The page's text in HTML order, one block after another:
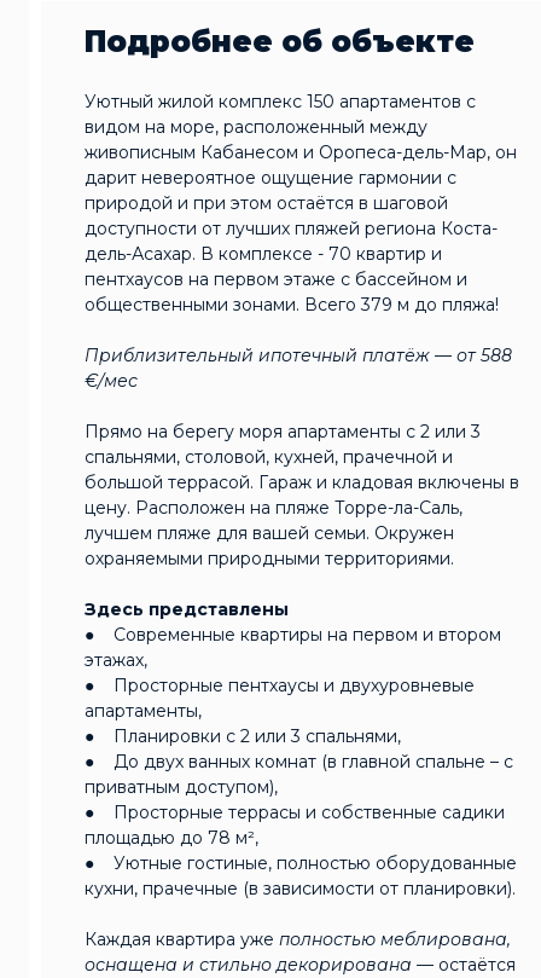
Подробнее об объекте
Уютный жилой комплекс 150 апартаментов с
видом на море, расположенный между
живописным Кабанесом и Оропеса-дель-Мар, он
дарит невероятное ощущение гармонии с
природой и при этом остаётся в шаговой
доступности от лучших пляжей региона Коста-
дель-Асахар. В комплексе - 70 квартир и
пентхаусов на первом этаже с бассейном и
общественными зонами. Всего 379 м до пляжа!
Приблизительный ипотечный платёж — от 588
€/мес
Прямо на берегу моря апартаменты с 2 или 3
спальнями, столовой, кухней, прачечной и
большой террасой. Гараж и кладовая включены в
цену. Расположен на пляже Торре-ла-Саль,
лучшем пляже для вашей семьи. Окружен
охраняемыми природными территориями.
Здесь представлены
● Современные квартиры на первом и втором
этажах,
● Просторные пентхаусы и двухуровневые
апартаменты,
● Планировки с 2 или 3 спальнями,
● До двух ванных комнат (в главной спальне – с
приватным доступом),
● Просторные террасы и собственные садики
площадью до 78 м²,
● Уютные гостиные, полностью оборудованные
кухни, прачечные (в зависимости от планировки).
Каждая квартира уже полностью меблирована,
оснащена и стильно декорирована — остаётся